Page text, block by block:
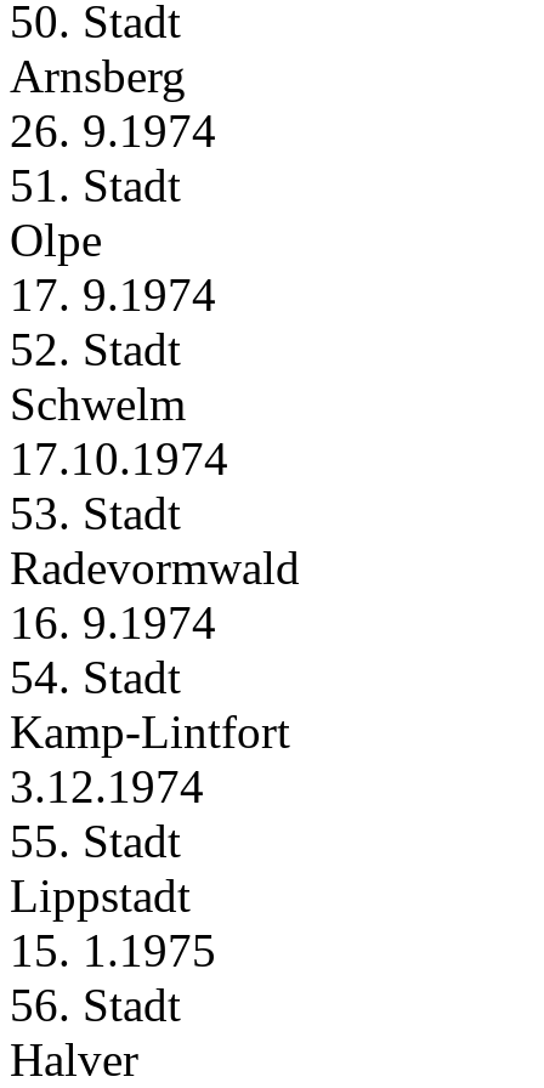
50. Stadt
Arnsberg
26. 9.1974
51. Stadt
Olpe
17. 9.1974
52. Stadt
Schwelm
17.10.1974
53. Stadt
Radevormwald
16. 9.1974
54. Stadt
Kamp‑Lintfort
3.12.1974
55. Stadt
Lippstadt
15. 1.1975
56. Stadt
Halver